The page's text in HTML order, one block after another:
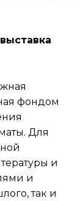
фондом
Для
и
и
так и